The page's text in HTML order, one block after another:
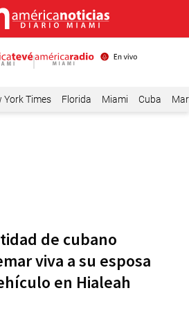
York Times Florida Miami Cuba
de cubano
viva a su esposa
en Hialeah